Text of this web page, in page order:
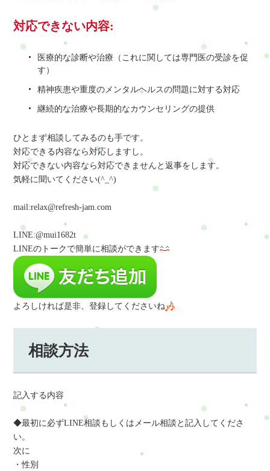
対応できない内容:
医療的な診断や治療（これに関しては専門医の受診を促
す）
精神疾患や重度のメンタルヘルスの問題に対する対応
継続的な治療や長期的なカウンセリングの提供
ひとまず相談してみるのも手です。
対応できる内容なら対応しますし。
対応できない内容なら対応できませんと返事をします。
気軽に聞いてください(^_^)
mail:relax@refresh-jam.com
LINE:@mui1682t
LINEのトークで簡単に相談ができます
よろしければ是非、登録してくださいね
相談方法
記入する内容
◆最初に必ずLINE相談もしくはメール相談と記入してくださ
い。
次に
・性別